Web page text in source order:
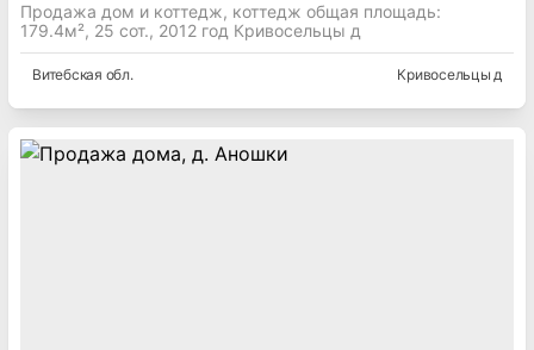
Продажа дом и коттедж, коттедж общая площадь:
179.4м², 25 сот., 2012 год Кривосельцы д
Витебская обл. Кривосельцы д